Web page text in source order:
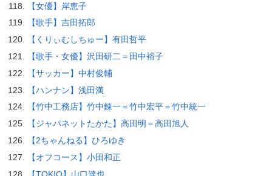
【女優】岸恵子
【歌手】吉田拓郎
【くりぃむしちゅー】有田哲平
【歌手・女優】沢田研二＝田中裕子
【サッカー】中村俊輔
【ハンナン】浅田満
【竹中工務店】竹中錬一＝竹中宏平＝竹中統一
【ジャパネットたかた】高田明＝高田旭人
【2ちゃんねる】ひろゆき
【オフコース】小田和正
【TOKIO】山口達也